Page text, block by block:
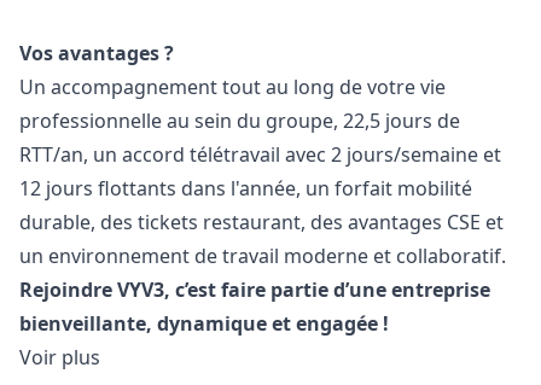
Vos avantages ?
Un accompagnement tout au long de votre vie
professionnelle au sein du groupe, 22,5 jours de
RTT/an, un accord télétravail avec 2 jours/semaine et
12 jours flottants dans l'année, un forfait mobilité
durable, des tickets restaurant, des avantages CSE et
un environnement de travail moderne et collaboratif.
Rejoindre VYV3, c’est faire partie d’une entreprise
bienveillante, dynamique et engagée !
Voir plus